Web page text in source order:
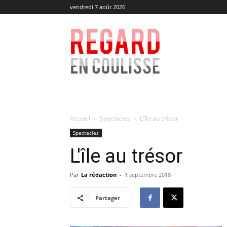
vendredi 7 août 2026
Regard
en
Coulisse
Accueil Spectacles L'île au trésor
Spectacles
L'île au trésor
Par La rédaction - 1 septembre 2018
Partager